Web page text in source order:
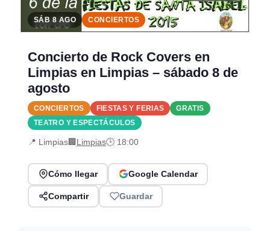
SÁB 8 AGO CONCIERTOS
Concierto de Rock Covers en
Limpias en Limpias – sábado 8 de
agosto
CONCIERTOS FIESTAS Y FERIAS
GRATIS
TEATRO Y ESPECTÁCULOS
📍 Limpias🏢Limpias🕒 18:00
Cómo llegar Google Calendar
Compartir Guardar